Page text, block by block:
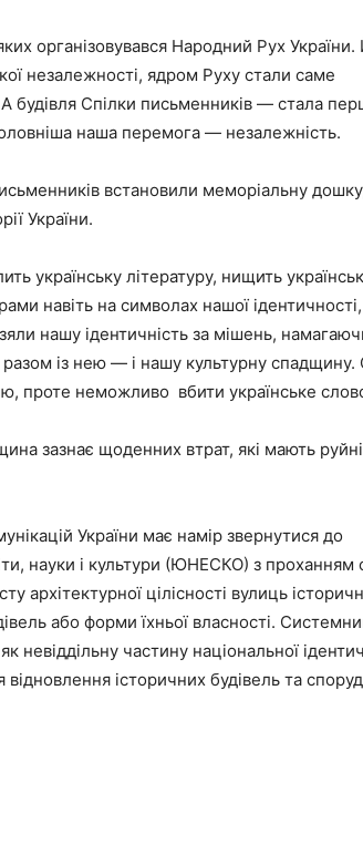
організовувався Народний Рух України.
незалежності, ядром Руху стали саме
будівля Спілки письменників — стала
наша перемога — незалежність.
встановили меморіальну
України.
українську літературу, нищить
навіть на символах нашої
нашу ідентичність за мішень,
із нею — і нашу культурну спадщину.
проте неможливо вбити українське
зазнає щоденних втрат, які мають
України має намір звернутися до
науки і культури (ЮНЕСКО) з проханням
архітектурної цілісності вулиць
або форми їхньої власності.
частину національної
історичних будівель та